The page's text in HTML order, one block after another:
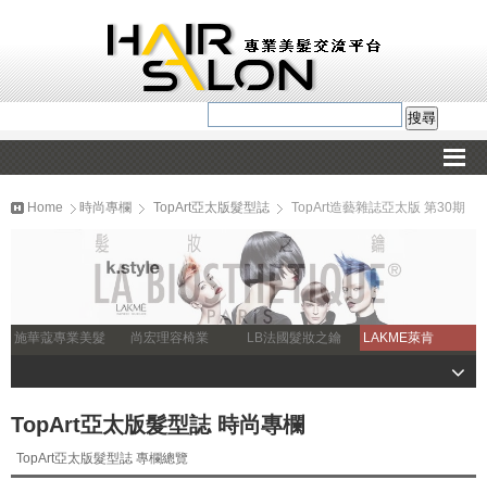
Home 時尚專欄 TopArt亞太版髮型誌 TopArt造藝雜誌亞太版 第30期
施華蔻專業美髮 尚宏理容椅業 LB法國髮妝之鑰 LAKME萊肯
TopArt亞太版髮型誌 時尚專欄
TopArt亞太版髮型誌 專欄總覽